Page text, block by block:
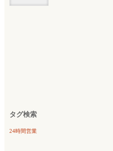
タグ検索
24時間営業